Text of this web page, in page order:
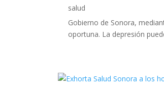
salud
Gobierno de Sonora,
oportuna. La depresión